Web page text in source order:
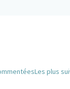
Les plus